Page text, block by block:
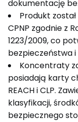
dokumentację
Produkt
CPNP zgodnie z
1223/2009, co
bezpieczeństwa
Koncentraty
posiadają karty
REACH i CLP.
klasyfikacji,
bezpiecznego